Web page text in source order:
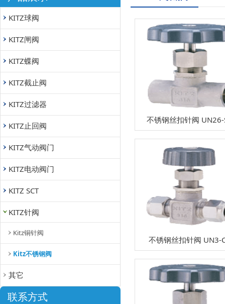
KITZ球阀
KITZ闸阀
KITZ蝶阀
KITZ截止阀
KITZ过滤器
KITZ止回阀
KITZ气动阀门
KITZ电动阀门
KITZ SCT
KITZ针阀
Kitz铜针阀
Kitz不锈钢阀
其它
联系方式
不锈钢丝扣针阀 UN26-
不锈钢丝扣针阀 UN3-